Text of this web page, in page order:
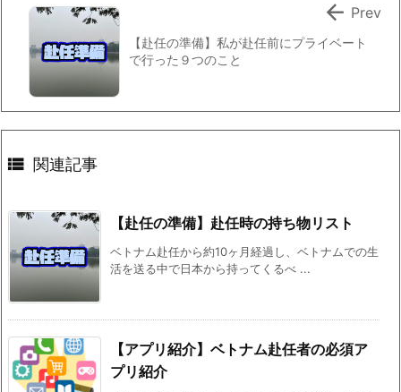
【赴任の準備】私が赴任前にプライベート
で行った９つのこと
 Prev
 関連記事
【赴任の準備】赴任時の持ち物リスト
ベトナム赴任から約10ヶ月経過し、ベトナムでの生
活を送る中で日本から持ってくるべ ...
【アプリ紹介】ベトナム赴任者の必須ア
プリ紹介